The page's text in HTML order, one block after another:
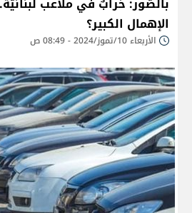
الإهمال الكبير؟
الأربعاء 10/تموز/2024 - 08:49 ص